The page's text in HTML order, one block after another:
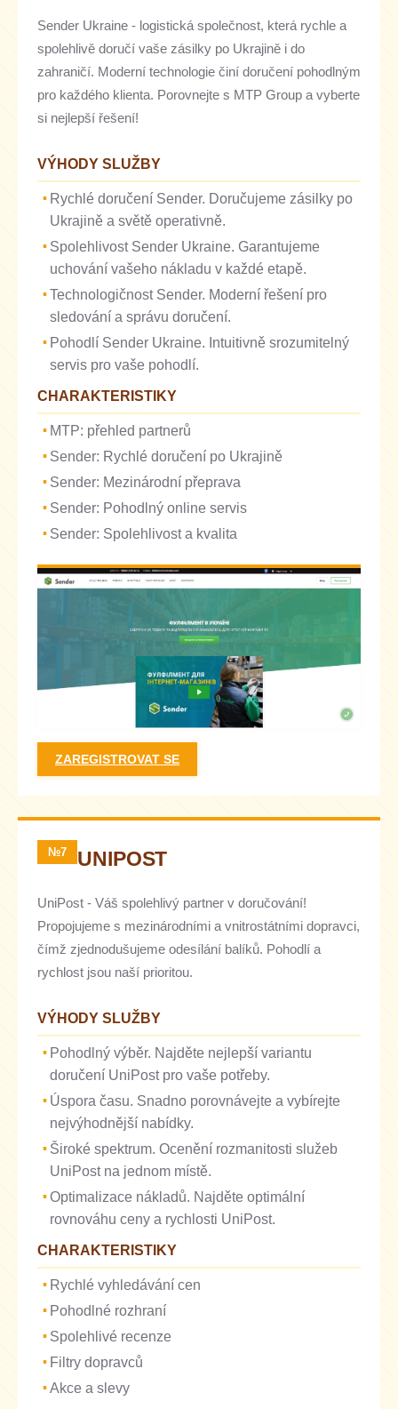
Sender Ukraine - logistická společnost, která rychle a
spolehlivě doručí vaše zásilky po Ukrajině i do
zahraničí. Moderní technologie činí doručení pohodlným
pro každého klienta. Porovnejte s MTP Group a vyberte
si nejlepší řešení!
VÝHODY SLUŽBY
Rychlé doručení Sender. Doručujeme zásilky po
Ukrajině a světě operativně.
Spolehlivost Sender Ukraine. Garantujeme
uchování vašeho nákladu v každé etapě.
Technologičnost Sender. Moderní řešení pro
sledování a správu doručení.
Pohodlí Sender Ukraine. Intuitivně srozumitelný
servis pro vaše pohodlí.
CHARAKTERISTIKY
MTP: přehled partnerů
Sender: Rychlé doručení po Ukrajině
Sender: Mezinárodní přeprava
Sender: Pohodlný online servis
Sender: Spolehlivost a kvalita
ZAREGISTROVAT SE
№7 UNIPOST
UniPost - Váš spolehlivý partner v doručování!
Propojujeme s mezinárodními a vnitrostátními dopravci,
čímž zjednodušujeme odesílání balíků. Pohodlí a
rychlost jsou naší prioritou.
VÝHODY SLUŽBY
Pohodlný výběr. Najděte nejlepší variantu
doručení UniPost pro vaše potřeby.
Úspora času. Snadno porovnávejte a vybírejte
nejvýhodnější nabídky.
Široké spektrum. Ocenění rozmanitosti služeb
UniPost na jednom místě.
Optimalizace nákladů. Najděte optimální
rovnováhu ceny a rychlosti UniPost.
CHARAKTERISTIKY
Rychlé vyhledávání cen
Pohodlné rozhraní
Spolehlivé recenze
Filtry dopravců
Akce a slevy